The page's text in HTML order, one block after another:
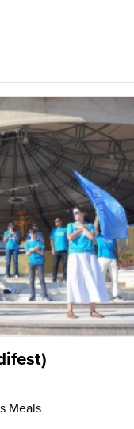
Meals